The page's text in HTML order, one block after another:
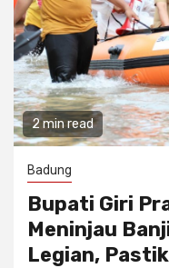
2 min read
Badung
Bupati Giri
Meninjau
Legian,